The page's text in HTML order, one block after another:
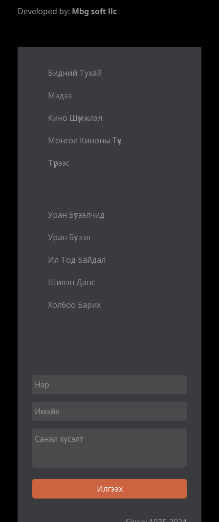
Developed by: Mbg soft llc
Бидний Тухай
Мэдээ
Кино Шүүмжлэл
Монгол Киноны Түүх
Түрээс
Уран Бүтээлчид
Уран Бүтээл
Ил Тод Байдал
Шилэн Данс
Холбоо Барих